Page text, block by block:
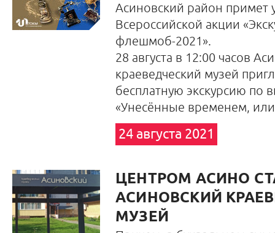
Асиновский район примет
Всероссийской акции
флешмоб-2021».
28 августа в 12:00 часов
краеведческий музей
бесплатную экскурсию по
«Унесённые временем,
24 августа 2021
ЦЕНТРОМ АСИНО
АСИНОВСКИЙ
МУЗЕЙ